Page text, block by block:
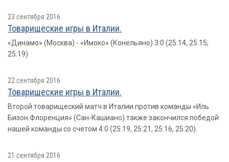
23 сентября 2016
Товарищеские игры в Италии.
«Динамо» (Москва) - «Имоко» (Конельяно) 3:0 (25:14, 25:15,
25:19)
22 сентября 2016
Товарищеские игры в Италии.
Второй товарищеский матч в Италии против команды «Иль
Бизон Флоренция» (Сан-Кашиано) также закончился победой
нашей команды со счетом 4:0 (25:19, 25:21, 25:16, 25:20).
21 сентября 2016